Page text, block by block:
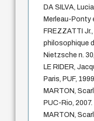
DA SILVA,
Merleau-Ponty
FREZZATTI
philosophique
Nietzsche n.
LE RIDER,
Paris, PUF,
MARTON,
PUC-Rio, 2007.
MARTON,